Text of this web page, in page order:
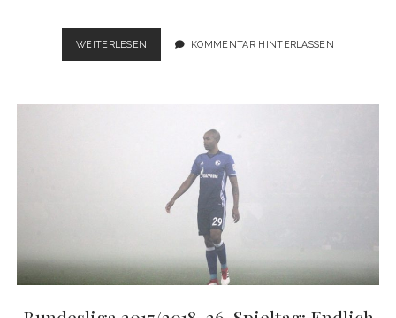
WEITERLESEN BUNDESLIGA
2017/2018,
SARGDECKEL
KOMMENTAR HINTERLASSEN